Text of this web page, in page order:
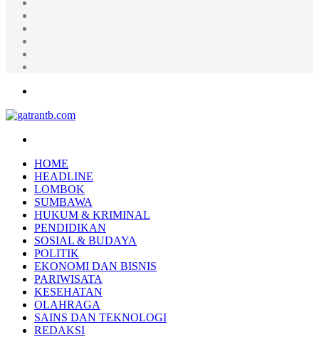
HOME
HEADLINE
LOMBOK
SUMBAWA
HUKUM & KRIMINAL
PENDIDIKAN
SOSIAL & BUDAYA
POLITIK
EKONOMI DAN BISNIS
PARIWISATA
KESEHATAN
OLAHRAGA
SAINS DAN TEKNOLOGI
REDAKSI